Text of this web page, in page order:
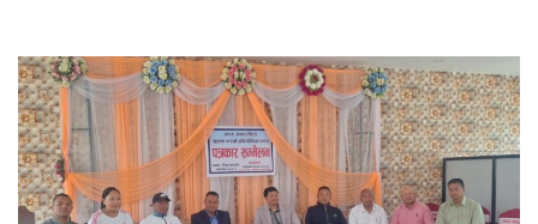
‘ईयुमा डट कम’ले बुधबारदेखि आफ्नो
औपचारिक सेवा सञ्चालनमा